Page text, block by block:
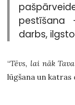
darbs,
“Tēvs, lai nāk
lūgšana un katras